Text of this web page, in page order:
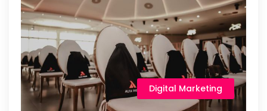
Digital Marketing